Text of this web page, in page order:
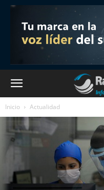
Inicio Actualidad